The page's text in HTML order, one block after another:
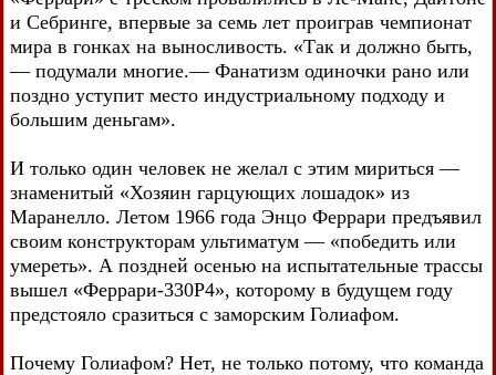
и Себринге, впервые за семь лет проиграв чемпионат
мира в гонках на выносливость. «Так и должно быть,
— подумали многие.— Фанатизм одиночки рано или
поздно уступит место индустриальному подходу и
большим деньгам».
И только один человек не желал с этим мириться —
знаменитый «Хозяин гарцующих лошадок» из
Маранелло. Летом 1966 года Энцо Феррари предъявил
своим конструкторам ультиматум — «победить или
умереть». А поздней осенью на испытательные трассы
вышел «Феррари-330Р4», которому в будущем году
предстояло сразиться с заморским Голиафом.
Почему Голиафом? Нет, не только потому, что команда